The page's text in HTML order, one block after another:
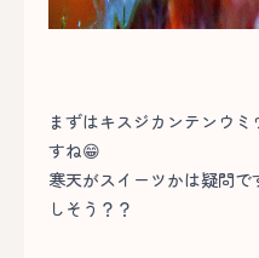
まずはキスジカンテンウ
すね😁
寒天がスイーツかは疑問
しそう？？